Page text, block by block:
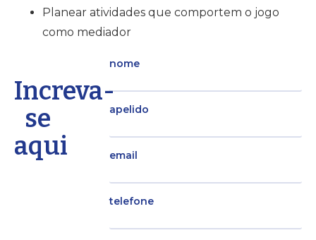
Planear atividades que comportem o jogo
como mediador
Increva-
se
aqui
nome
apelido
email
telefone